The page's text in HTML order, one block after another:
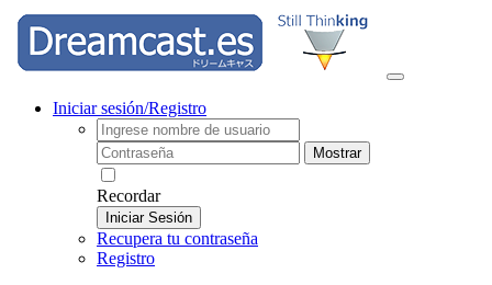
Iniciar sesión/Registro
Mostrar
Recordar
Iniciar Sesión
Recupera tu contraseña
Registro